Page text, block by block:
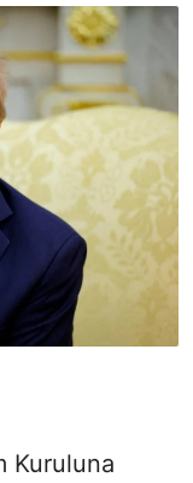
Kuruluna